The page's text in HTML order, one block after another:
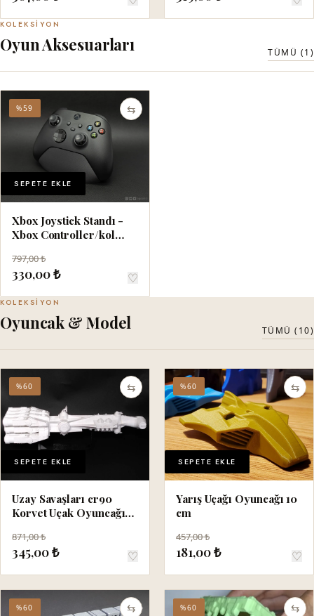
KOLEKSIYON
Oyun Aksesuarları TÜMÜ (1)
⇆
%59
SEPETE EKLE
Xbox Joystick Standı -
Xbox Controller/kol
797,00 ₺
330,00 ₺ ♡
KOLEKSIYON
Oyuncak & Model TÜMÜ (10)
⇆
%60
SEPETE EKLE
Uzay Savaşları cr90
Korvet Uçak Oyuncağı
871,00 ₺
345,00 ₺ ♡
⇆
%60
SEPETE EKLE
Yarış Uçağı Oyuncağı 10
cm
457,00 ₺
181,00 ₺ ♡
⇆
%60 ⇆
%60